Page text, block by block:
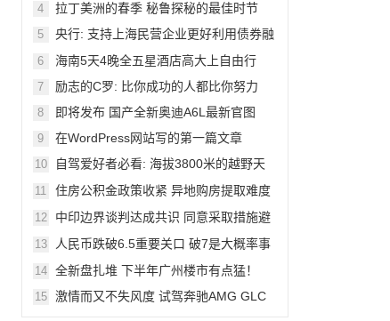
4 拉丁美洲的春季 秘鲁探秘的最佳时节
5
央行: 支持上海民营企业更好利用债券融
6 海南5天4晚全五星酒店高大上自由行
7 励志的C罗: 比你成功的人都比你努力
8 即将发布 国产全新奥迪A6L最新官图
9 在WordPress网站写的第一篇文章
10
自驾爱好者必看: 海拔3800米的越野天
11
住房公积金政策收紧 异地购房提取难度
12
中印边界谈判达成共识 同意采取措施避
13
人民币跌破6.5重要关口 破7是大概率事
14 全新盘扎堆 下半年广州楼市有点猛！
15
激情而又不失风度 试驾奔驰AMG GLC